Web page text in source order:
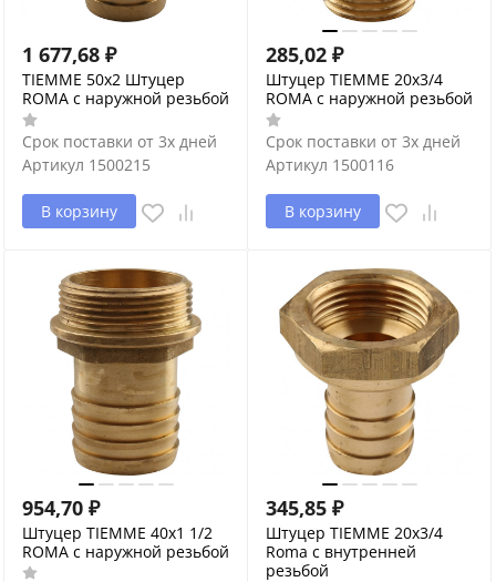
1 677,68 ₽
TIEMME 50x2 Штуцер
ROMA с наружной резьбой
Срок поставки от 3х дней
Артикул 1500215
В корзину
285,02 ₽
Штуцер TIEMME 20x3/4
ROMA с наружной резьбой
Срок поставки от 3х дней
Артикул 1500116
В корзину
954,70 ₽
Штуцер TIEMME 40x1 1/2
ROMA с наружной резьбой
345,85 ₽
Штуцер TIEMME 20x3/4
Roma с внутренней
резьбой